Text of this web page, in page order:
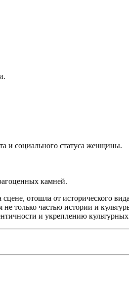
и социального статуса женщины.
камней.
отошла от исторического
только частью истории и
и укреплению культурных